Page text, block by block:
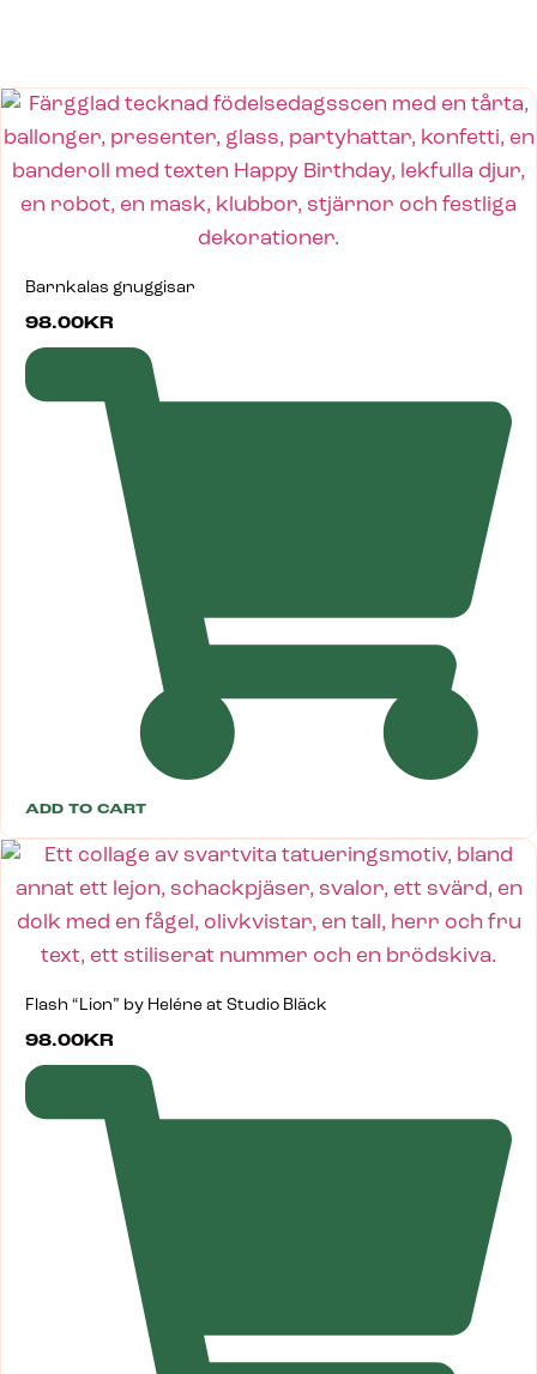
Barnkalas gnuggisar
98.00KR
ADD TO CART
Flash “Lion” by Heléne at Studio Bläck
98.00KR